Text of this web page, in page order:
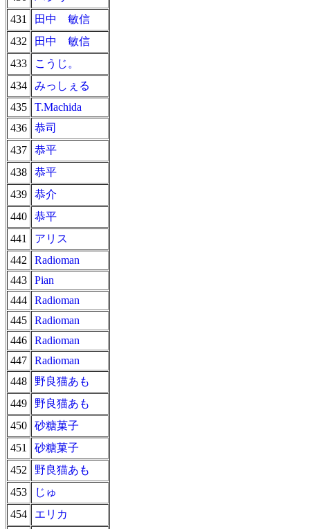
431
田中 敏信
432
田中 敏信
433
こうじ。
434
みっしぇる
435
T.Machida
436
恭司
437
恭平
438
恭平
439
恭介
440
恭平
441
アリス
442
Radioman
443
Pian
444
Radioman
445
Radioman
446
Radioman
447
Radioman
448
野良猫あも
449
野良猫あも
450
砂糖菓子
451
砂糖菓子
452
野良猫あも
453
じゅ
454
エリカ